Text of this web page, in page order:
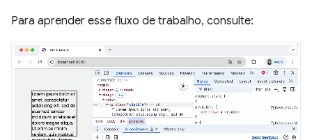
Para aprender esse fluxo de trabalho, consulte: